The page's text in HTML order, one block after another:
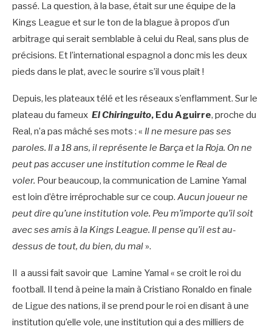
passé. La question, à la base, était sur une équipe de la
Kings League et sur le ton de la blague à propos d’un
arbitrage qui serait semblable à celui du Real, sans plus de
précisions. Et l’international espagnol a donc mis les deux
pieds dans le plat, avec le sourire s’il vous plaît !
Depuis, les plateaux télé et les réseaux s’enflamment. Sur le
plateau du fameux El Chiringuito, Edu Aguirre, proche du
Real, n’a pas mâché ses mots : « Il ne mesure pas ses
paroles. Il a 18 ans, il représente le Barça et la Roja. On ne
peut pas accuser une institution comme le Real de
voler. Pour beaucoup, la communication de Lamine Yamal
est loin d’être irréprochable sur ce coup. Aucun joueur ne
peut dire qu’une institution vole. Peu m’importe qu’il soit
avec ses amis à la Kings League. Il pense qu’il est au-
dessus de tout, du bien, du mal ».
Il a aussi fait savoir que Lamine Yamal « se croit le roi du
football. Il tend à peine la main à Cristiano Ronaldo en finale
de Ligue des nations, il se prend pour le roi en disant à une
institution qu’elle vole, une institution qui a des milliers de